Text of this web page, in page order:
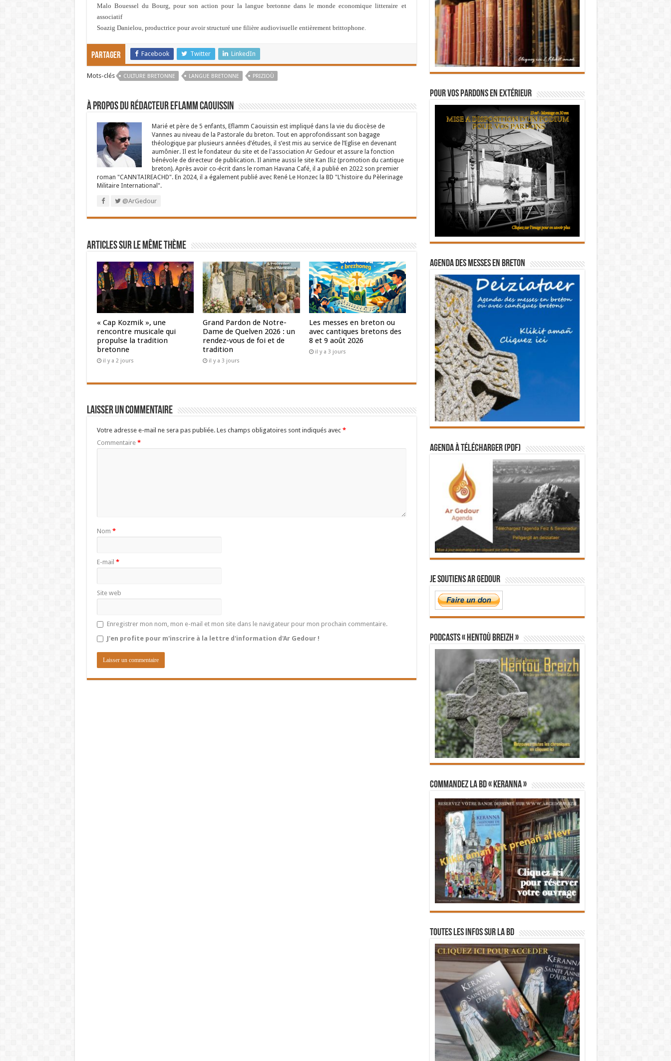
Malo Bouessel du Bourg, pour son action pour la langue bretonne dans le monde economique litteraire et
associatif
Soazig Danielou, productrice pour avoir structuré une filière audiovisuelle entièrement brittophone.
Partager Facebook Twitter LinkedIn
Mots-clés CULTURE BRETONNE LANGUE BRETONNE PRIZIOÙ
À propos du rédacteur Eflamm Caouissin
Marié et père de 5 enfants, Eflamm Caouissin est impliqué dans la vie du diocèse de
Vannes au niveau de la Pastorale du breton. Tout en approfondissant son bagage
théologique par plusieurs années d’études, il s’est mis au service de l’Eglise en devenant
aumônier. Il est le fondateur du site et de l'association Ar Gedour et assure la fonction
bénévole de directeur de publication. Il anime aussi le site Kan Iliz (promotion du cantique
breton). Après avoir co-écrit dans le roman Havana Café, il a publié en 2022 son premier
roman "CANNTAIREACHD". En 2024, il a également publié avec René Le Honzec la BD "L'histoire du Pèlerinage
Militaire International".
@ArGedour
Articles sur le même thème
« Cap Kozmik », une
rencontre musicale qui
propulse la tradition
bretonne
il y a 2 jours
Grand Pardon de Notre-
Dame de Quelven 2026 : un
rendez-vous de foi et de
tradition
il y a 3 jours
Les messes en breton ou
avec cantiques bretons des
8 et 9 août 2026
il y a 3 jours
Laisser un commentaire
Votre adresse e-mail ne sera pas publiée. Les champs obligatoires sont indiqués avec *
Commentaire *
Nom *
E-mail *
Site web
Enregistrer mon nom, mon e-mail et mon site dans le navigateur pour mon prochain commentaire.
J'en profite pour m'inscrire à la lettre d'information d'Ar Gedour !
Pour vos pardons en extérieur
Agenda des messes en breton
Agenda à télécharger (PDF)
Je soutiens Ar Gedour
PODCASTS « Hentoù Breizh »
Commandez la BD « Keranna »
Toutes les infos sur la BD